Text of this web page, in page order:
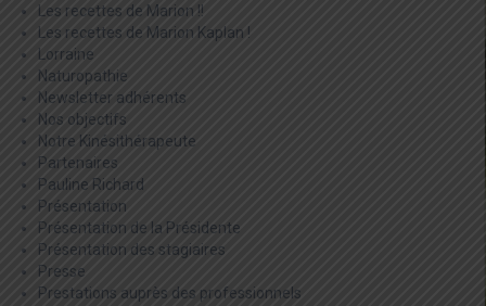
Les recettes de Marion !!
Les recettes de Marion Kaplan !
Lorraine
Naturopathie
Newsletter adhérents
Nos objectifs
Notre Kinésithérapeute
Partenaires
Pauline Richard
Présentation
Présentation de la Présidente
Présentation des stagiaires
Presse
Prestations auprès des professionnels